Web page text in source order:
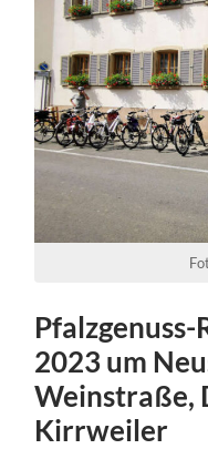
2023 um
Weinstraße,
Kirrweiler